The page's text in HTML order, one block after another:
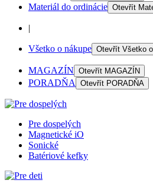
Materiál do ordinácie Otevřít
|
Všetko o nákupe Otevřít Všetko
MAGAZÍN Otevřít MAGAZÍN
PORADŇA Otevřít PORADŇA
Pre dospelých
Magnetické iO
Sonické
Batériové kefky